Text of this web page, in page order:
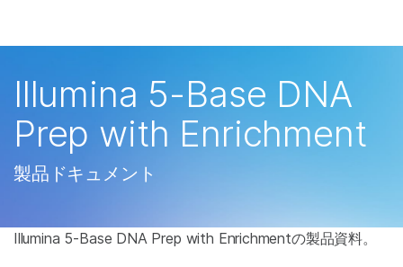
ラーニング
企業情報
お気に入りの分野を選択
Illumina 5-Base DNA
Prep with Enrichment
製品ドキュメント
Illumina 5-Base DNA Prep with Enrichmentの製品資料。
高いコンテンツへのリンクが表示されます:
×
微生物研究
複雑な疾患
臨床オンコロジー
生殖医学